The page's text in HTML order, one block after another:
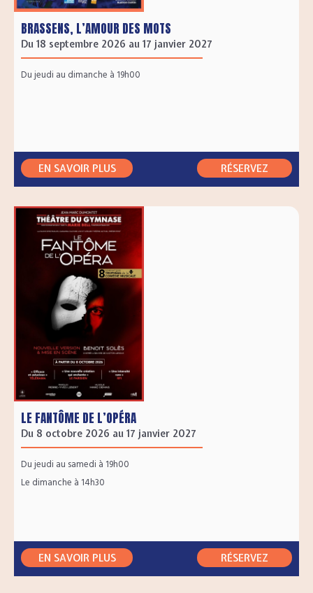
BRASSENS, L’AMOUR DES MOTS
Du 18 septembre 2026 au 17 janvier 2027
Du jeudi au dimanche à 19h00
EN SAVOIR PLUS RÉSERVEZ
LE FANTÔME DE L’OPÉRA
Du 8 octobre 2026 au 17 janvier 2027
Du jeudi au samedi à 19h00
Le dimanche à 14h30
EN SAVOIR PLUS RÉSERVEZ